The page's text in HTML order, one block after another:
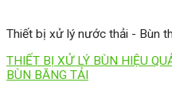
Thiết bị xử lý nước thải - Bùn
THIẾT BỊ XỬ LÝ BÙN HIỆU
BÙN BĂNG TẢI